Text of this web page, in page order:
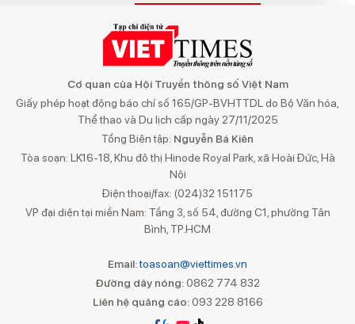
Cơ quan của Hội Truyền thông số Việt Nam
Giấy phép hoạt động báo chí số 165/GP-BVHTTDL do Bộ Văn hóa,
Thể thao và Du lịch cấp ngày 27/11/2025
Tổng Biên tập: Nguyễn Bá Kiên
Tòa soạn: LK16-18, Khu đô thị Hinode Royal Park, xã Hoài Đức, Hà
Nội
Điện thoại/fax: (024)32 151175
VP đại diện tại miền Nam: Tầng 3, số 54, đường C1, phường Tân
Bình, TP.HCM
Email:toasoan@viettimes.vn
Đường dây nóng: 0862 774 832
Liên hệ quảng cáo:093 228 8166